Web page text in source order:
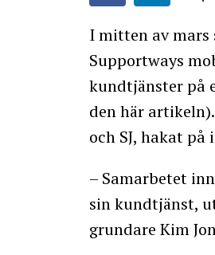
I mitten av mars
Supportways
kundtjänster på
den här
och SJ, hakat
– Samarbetet
sin kundtjänst,
grundare Kim